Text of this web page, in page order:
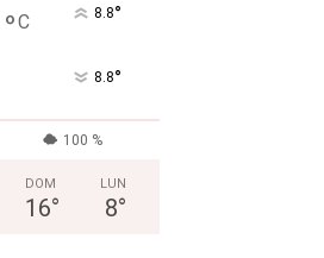
°C 8.8°
8.8°
100 %
DOM
16°
LUN
8°